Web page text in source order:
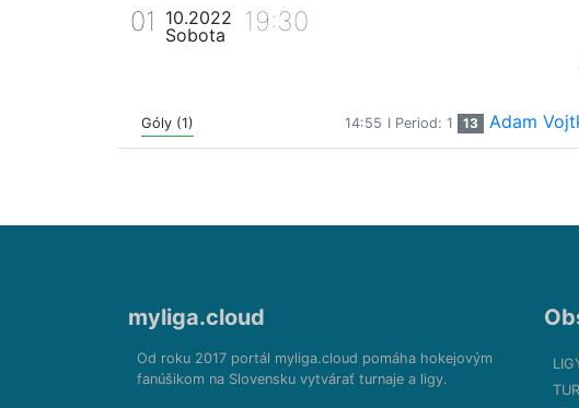
01
10.2022
Sobota
19:30
Góly (1) 14:55 I Period: 1 13 Adam
myliga.cloud
Od roku 2017 portál myliga.cloud pomáha hokejovým
fanúšikom na Slovensku vytvárať turnaje a ligy.